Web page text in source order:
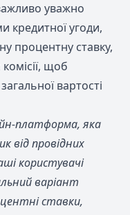
уважно
кредитної угоди,
процентну ставку,
комісії, щоб
вартості
платформа, яка
від провідних
користувачі
варіант
ставки,